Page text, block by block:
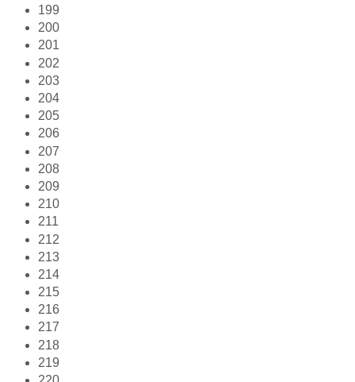
199
200
201
202
203
204
205
206
207
208
209
210
211
212
213
214
215
216
217
218
219